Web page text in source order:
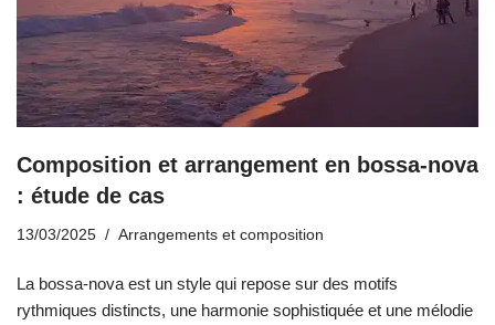
Composition et arrangement en bossa-nova
: étude de cas
13/03/2025 Arrangements et composition
La bossa-nova est un style qui repose sur des motifs
rythmiques distincts, une harmonie sophistiquée et une mélodie